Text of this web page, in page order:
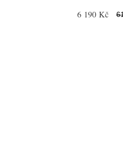
6 190 Kč